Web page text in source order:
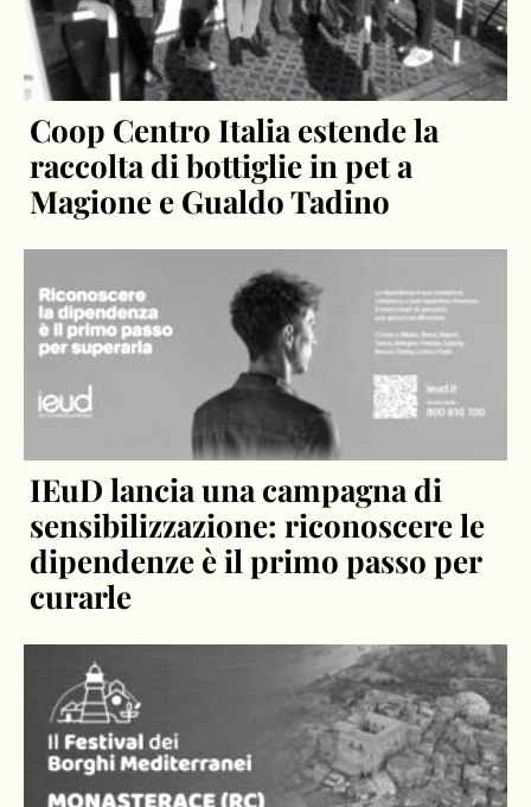
Coop Centro Italia estende la
raccolta di bottiglie in pet a
Magione e Gualdo Tadino
IEuD lancia una campagna di
sensibilizzazione: riconoscere le
dipendenze è il primo passo per
curarle